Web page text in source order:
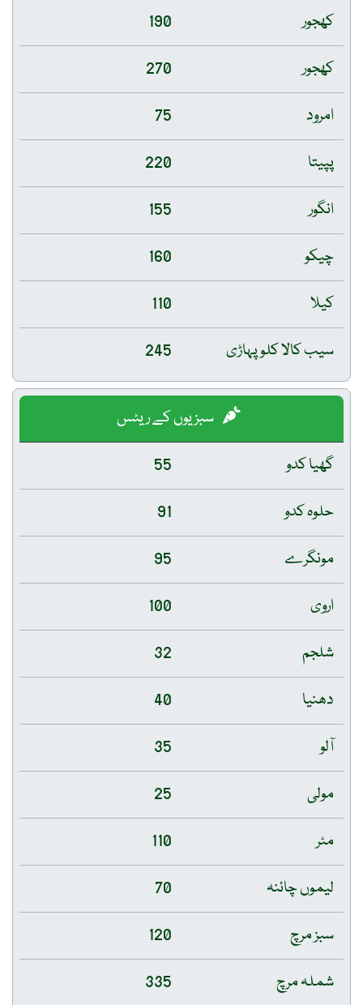
کھجور
190
کھجور
270
امرود
75
پپیتا
220
انگور
155
چیکو
160
کیلا
110
سیب کالا کلو پہاڑی
245
سبزیوں کے ریٹس
گھیا کدو
55
حلوہ کدو
91
مونگرے
95
اروی
100
شلجم
32
دھنیا
40
آلو
35
مولی
25
مٹر
110
لیموں چائنہ
70
سبز مرچ
120
شملہ مرچ
335